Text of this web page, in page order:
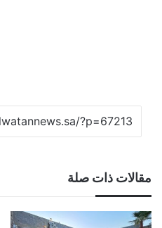
مقالات ذات صلة